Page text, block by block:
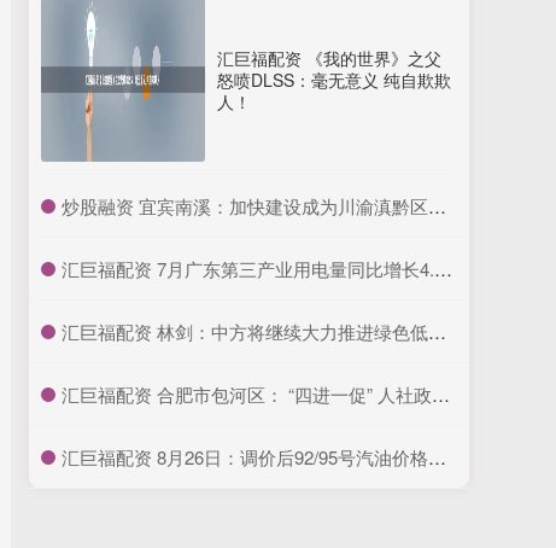
汇巨福配资 《我的世界》之父
怒喷DLSS：毫无意义 纯自欺欺
人！
​炒股融资 宜宾南溪：加快建设成为川渝滇黔区域文旅康养休闲旅游目的地
​汇巨福配资 7月广东第三产业用电量同比增长4.95%
​汇巨福配资 林剑：中方将继续大力推进绿色低碳发展
​汇巨福配资 合肥市包河区： “四进一促” 人社政策在身边_大皖新闻 | 安徽网
​汇巨福配资 8月26日：调价后92/95号汽油价格；蛋价下跌5.5%后“升温”！